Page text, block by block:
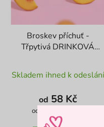
Broskev příchuť -
Třpytivá DRINKOVÁ
hodnocení
produktu
je
4,8
Skladem ihned k odeslání
od 58 Kč
Měrná
od 40,35 Kč / 1 ks